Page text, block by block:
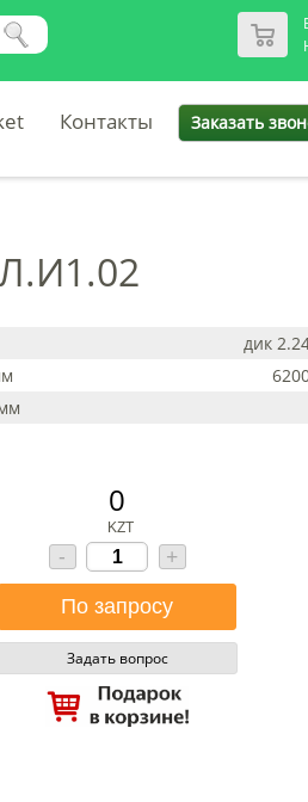
Контакты Заказать
дик
0
KZT
- +
Задать вопрос